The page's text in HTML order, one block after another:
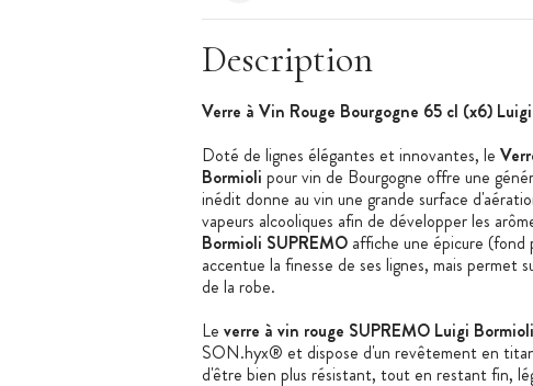
Description
Verre à Vin Rouge Bourgogne 65 cl (x6)
Doté de lignes élégantes et innovantes, le
Bormioli pour vin de Bourgogne offre une
inédit donne au vin une grande surface
vapeurs alcooliques afin de développer les
Bormioli SUPREMOaffiche une épicure (fond
accentue la finesse de ses lignes, mais permet
de la robe.
Le verre à vin rouge SUPREMO Luigi Bormioli
SON.hyx® et dispose d'un revêtement en
d'être bien plus résistant, tout en restant fin,